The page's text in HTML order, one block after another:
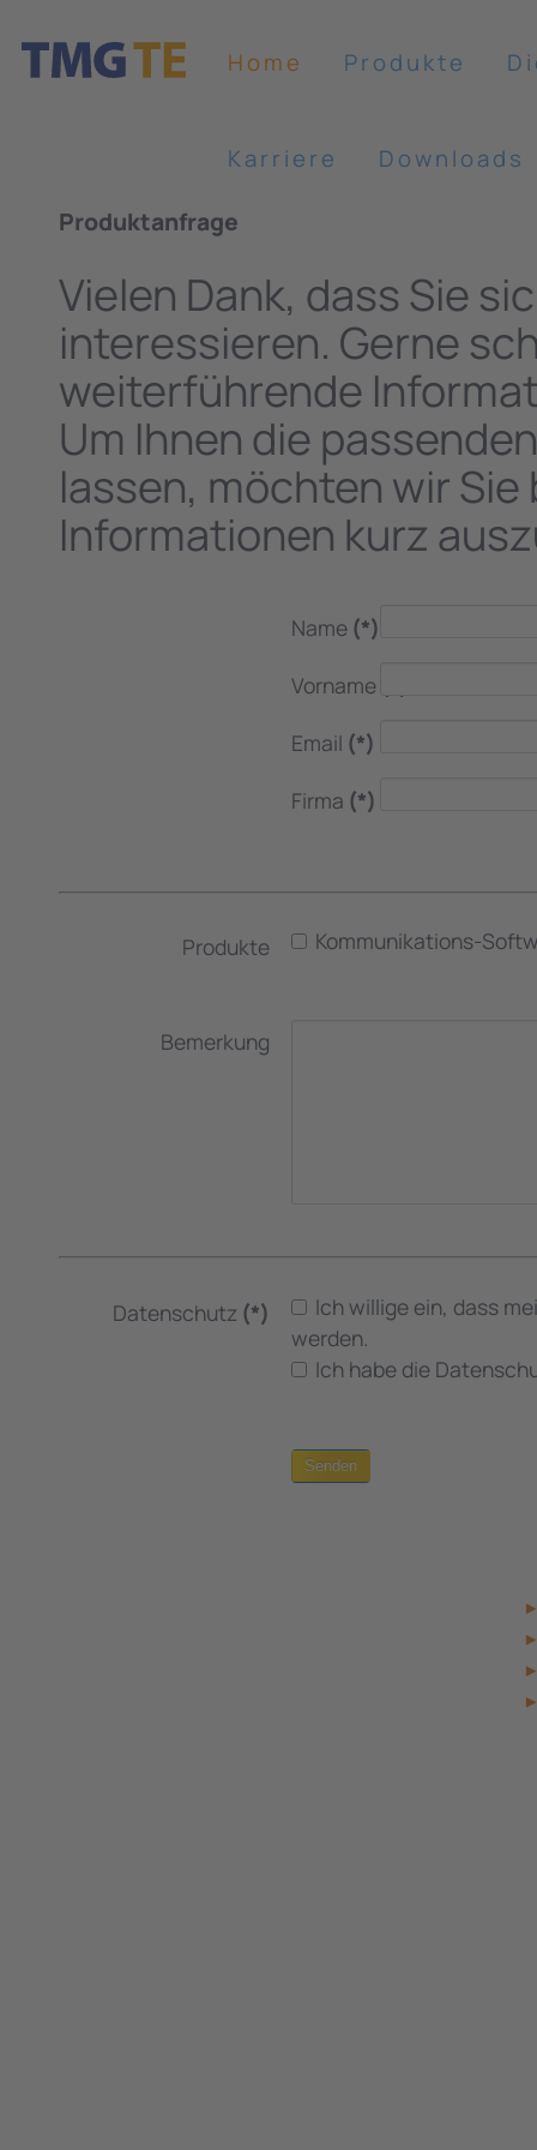
Home Produkte
Karriere Downloads
Produktanfrage
Vielen Dank, dass Sie
interessieren. Gerne
weiterführende
Um Ihnen die
lassen, möchten wir
Informationen kurz
Name (*)
Vorname
Email (*)
Firma (*)
Produkte Kommunikations-
Bemerkung
Datenschutz (*)
Ich willige ein, dass
werden.
Ich habe die
Senden